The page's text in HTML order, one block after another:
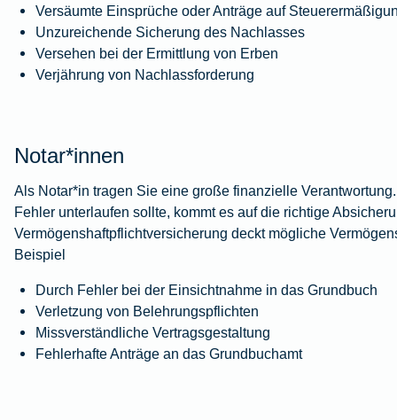
Versäumte Einsprüche oder Anträge auf
Unzureichende Sicherung des Nachlasses
Versehen bei der Ermittlung von Erben
Verjährung von Nachlassforderung
Notar*innen
Als Notar*in tragen Sie eine große finanzielle
Fehler unterlaufen sollte, kommt es auf die richtige
Vermögenshaftpflichtversicherung deckt mögliche
Beispiel
Durch Fehler bei der Einsichtnahme in das Grundbuch
Verletzung von Belehrungspflichten
Missverständliche Vertragsgestaltung
Fehlerhafte Anträge an das Grundbuchamt